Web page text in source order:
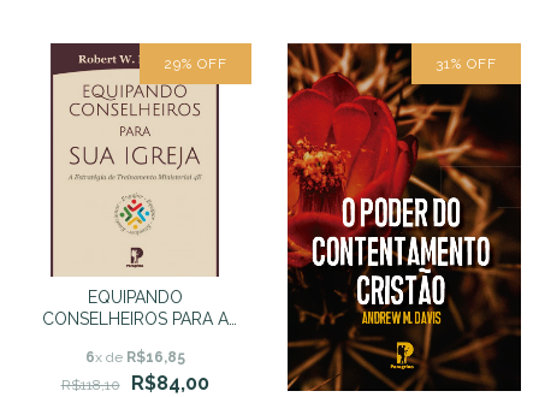
29% OFF
EQUIPANDO
CONSELHEIROS PARA A
Kellemen
6x de R$16,85
R$118,10
R$84,00
31% OFF